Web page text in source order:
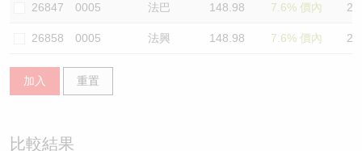
26847 0005 法巴 148.98 7.6% 價內
26858 0005 法興 148.98 7.6% 價內
加入 重置
比較結果